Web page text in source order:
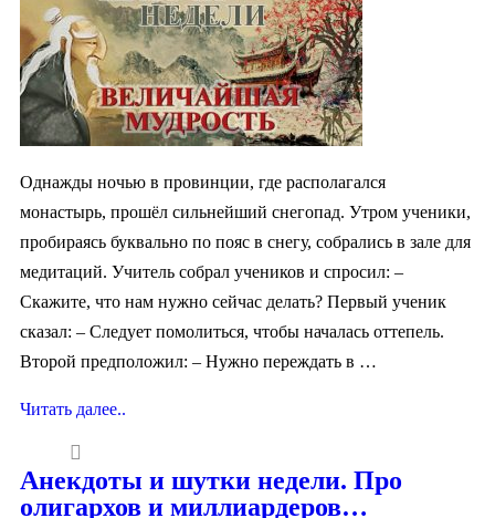
Однажды ночью в провинции, где располагался
монастырь, прошёл сильнейший снегопад. Утром ученики,
пробираясь буквально по пояс в снегу, собрались в зале для
медитаций. Учитель собрал учеников и спросил: –
Скажите, что нам нужно сейчас делать? Первый ученик
сказал: – Следует помолиться, чтобы началась оттепель.
Второй предположил: – Нужно переждать в …
Читать далее..
Анекдоты и шутки недели. Про
олигархов и миллиардеров…